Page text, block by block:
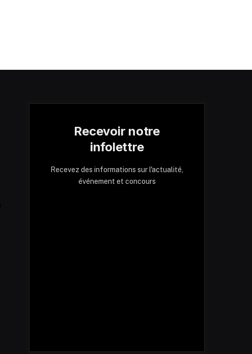
Recevoir notre
infolettre
Recevez des informations sur l'actualité,
événement et concours